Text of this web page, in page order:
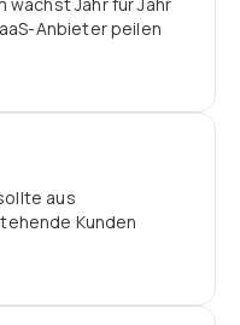
Jahr für Jahr
Anbieter peilen
aus
Kunden